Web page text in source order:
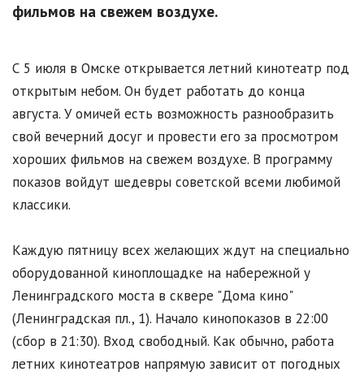
фильмов на свежем воздухе.
С 5 июля в Омске открывается летний кинотеатр под
открытым небом. Он будет работать до конца
августа. У омичей есть возможность разнообразить
свой вечерний досуг и провести его за просмотром
хороших фильмов на свежем воздухе. В программу
показов войдут шедевры советской всеми любимой
классики.
Каждую пятницу всех желающих ждут на специально
оборудованной киноплощадке на набережной у
Ленинградского моста в сквере "Дома кино"
(Ленинградская пл., 1). Начало кинопоказов в 22:00
(сбор в 21:30). Вход свободный. Как обычно, работа
летних кинотеатров напрямую зависит от погодных